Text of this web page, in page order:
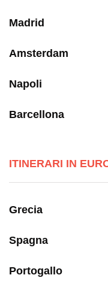
Madrid
Amsterdam
Napoli
Barcellona
ITINERARI IN
Grecia
Spagna
Portogallo